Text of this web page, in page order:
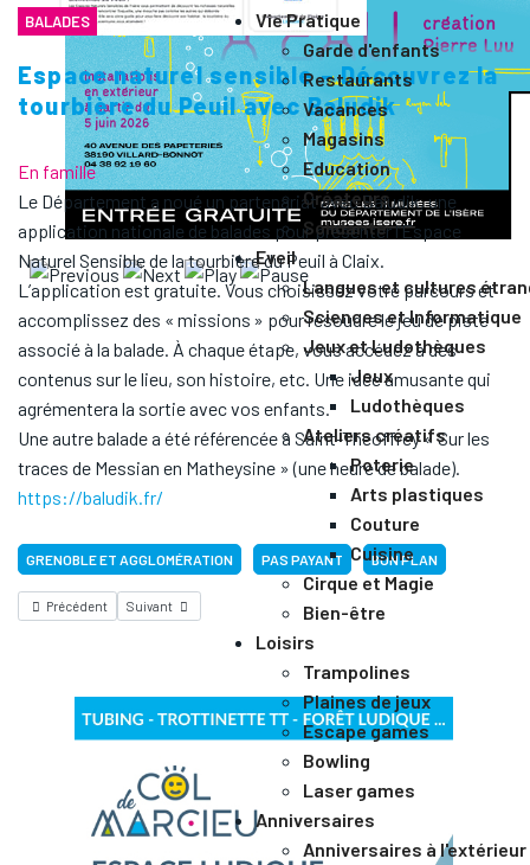
Vie Pratique
Garde d'enfants
Restaurants
Vacances
Magasins
Education
Créateurs
Solidarité
Eveil
Langues et cultures
Sciences et Informatique
Jeux et Ludothèques
Jeux
Ludothèques
Ateliers créatifs
Poterie
Arts plastiques
Couture
Cuisine
Cirque et Magie
Bien-être
Loisirs
Trampolines
Plaines de jeux
Escape games
Bowling
Laser games
Anniversaires
Anniversaires à l'extérieur
BALADES
Espace naturel sensible – Découvrez la
tourbière du Peuil avec Baludik
En famille
Le Département a noué un partenariat avec Baludik, une
application nationale de balades pour présenter l’Espace
Naturel Sensible de la tourbière du Peuil à Claix.
L’application est gratuite. Vous choisissez votre parcours et
accomplissez des « missions » pour résoudre le jeu de piste
associé à la balade. À chaque étape, vous accédez à des
contenus sur le lieu, son histoire, etc. Une idée amusante qui
agrémentera la sortie avec vos enfants.
Une autre balade a été référencée à Saint-Theoffrey « Sur les
traces de Messian en Matheysine » (une heure de balade).
https://baludik.fr/
GRENOBLE ET AGGLOMÉRATION PAS PAYANT BON PLAN
Précédent Suivant